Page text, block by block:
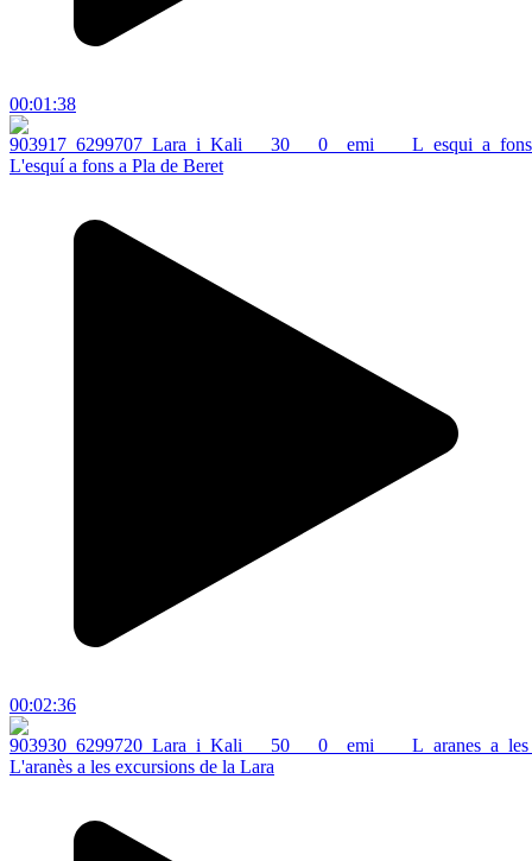
00:01:38
L'esquí a fons a Pla de Beret
00:02:36
L'aranès a les excursions de la Lara